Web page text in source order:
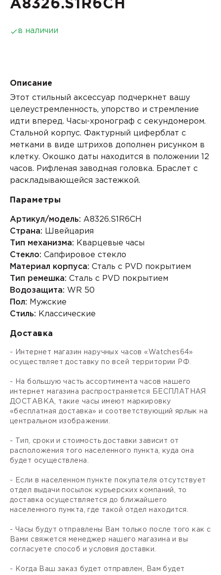
A8326.S1R6CH
в наличии
Описание
Этот стильный аксессуар подчеркнет вашу
целеустремленность, упорство и стремление
идти вперед. Часы-хронограф с секундомером.
Стальной корпус. Фактурный циферблат с
метками в виде штрихов дополнен рисунком в
клетку. Окошко даты находится в положении 12
часов. Рифленая заводная головка. Браслет с
раскладывающейся застежкой.
Параметры
Артикул/модель: A8326.S1R6CH
Страна: Швейцария
Тип механизма: Кварцевые часы
Стекло: Сапфировое стекло
Материал корпуса: Сталь с PVD покрытием
Тип ремешка: Сталь с PVD покрытием
Водозащита: WR 50
Пол: Мужские
Стиль: Классические
Доставка
- Интернет магазин наручных часов «Watches64»
осуществляет доставку по всей территории РФ.
- На большую часть ассортимента часов нашего
интернет магазина распространяется БЕСПЛАТНАЯ
ДОСТАВКА, такие часы имеют маркировку
«бесплатная доставка» и соответствующий ярлык на
центральном изображении.
- Тип, сроки и стоимость доставки зависит от
расположения того населенного пункта, куда она
будет осуществлена.
- Если в населенном пункте покупателя отсутствует
отдел выдачи посылок курьерских компаний, то
доставка осуществляется до ближайшего
населенного пункта, где такой отдел находится.
- Часы будут отправлены Вам только после того как с
Вами свяжется менеджер нашего магазина и вы
согласуете способ и условия доставки.
- Когда Ваш заказ будет отправлен, Вам будет